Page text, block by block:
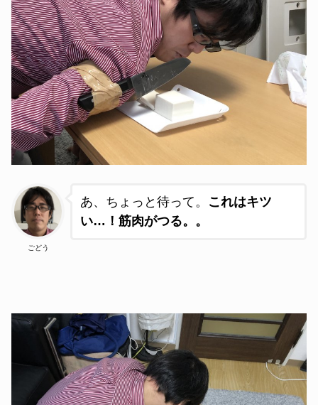
ごどう
あ、ちょっと待って。
これはキツ
い…！筋肉がつる。。